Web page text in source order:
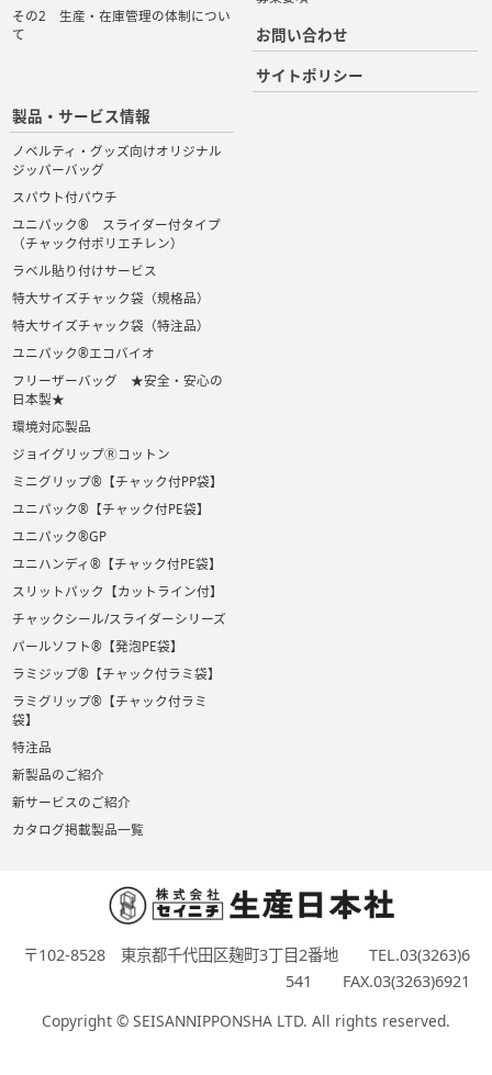
製品・サービス情報
ノベルティ・グッズ向けオリジナル
ジッパーバッグ
スパウト付パウチ
ユニパック® スライダー付タイプ
（チャック付ポリエチレン）
ラベル貼り付けサービス
特大サイズチャック袋（規格品）
特大サイズチャック袋（特注品）
ユニパック®エコバイオ
フリーザーバッグ ★安全・安心の
日本製★
環境対応製品
ジョイグリップⓇコットン
ミニグリップ®【チャック付PP袋】
ユニパック®【チャック付PE袋】
ユニパック®GP
ユニハンディ®【チャック付PE袋】
スリットパック【カットライン付】
チャックシール/スライダーシリーズ
パールソフト®【発泡PE袋】
ラミジップ®【チャック付ラミ袋】
ラミグリップ®【チャック付ラミ
袋】
特注品
新製品のご紹介
新サービスのご紹介
カタログ掲載製品一覧
その2 生産・在庫管理の体制につい
て
お問い合わせ
サイトポリシー
〒102-8528 東京都千代田区麹町3丁目2番地 TEL.03(3263)6
541 FAX.03(3263)6921
Copyright © SEISANNIPPONSHA LTD. All rights reserved.